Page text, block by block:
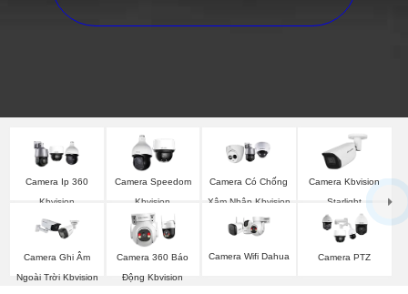
Camera Ip 360
Kbvision
Camera Speedom
Kbvision
Camera Có Chống
Xâm Nhập Kbvision
Camera Kbvision
Starlight
Camera Ghi Âm
Ngoài Trời Kbvision
Camera 360 Báo
Động Kbvision
Camera Wifi Dahua Camera PTZ